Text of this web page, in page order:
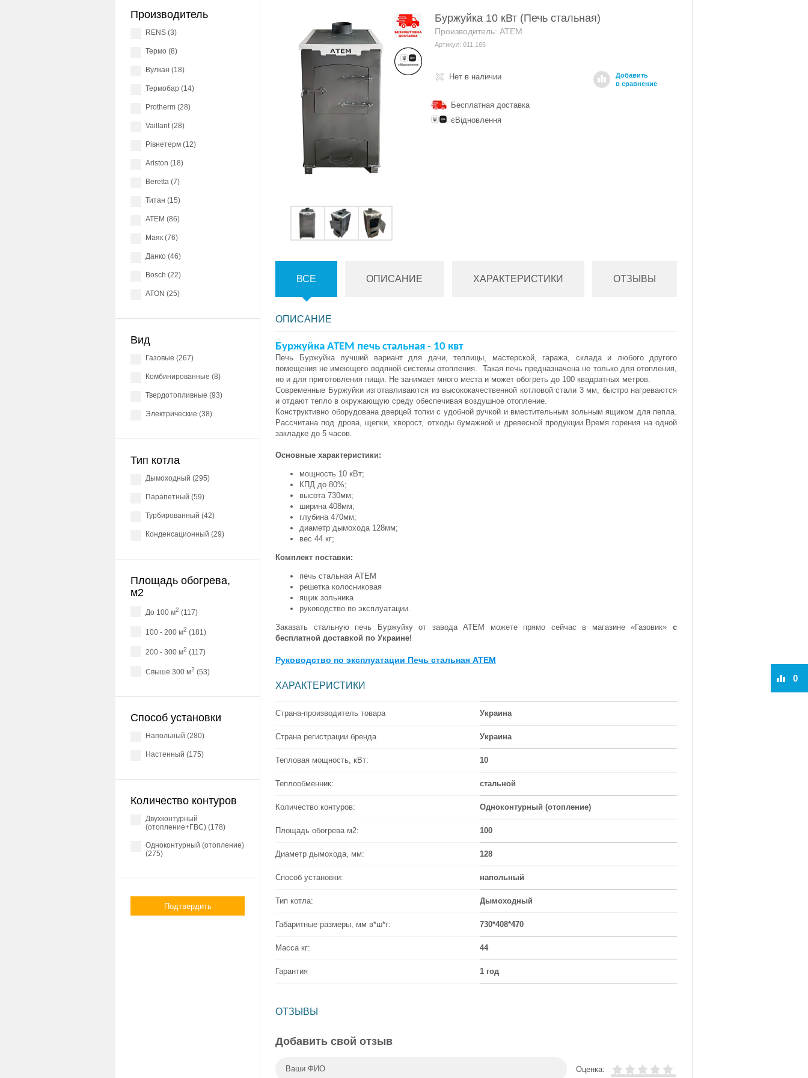
Производитель
RENS (3)
Термо (8)
Вулкан (18)
Термобар (14)
Protherm (28)
Vaillant (28)
Рівнетерм (12)
Ariston (18)
Beretta (7)
Титан (15)
АТЕМ (86)
Маяк (76)
Данко (46)
Bosch (22)
ATON (25)
Вид
газовые (267)
комбинированные (8)
твердотопливные (93)
электрические (38)
Тип котла
Дымоходный (295)
Парапетный (59)
Турбированный (42)
Конденсационный (29)
Площадь обогрева,
м2
до 100 м2 (117)
100 - 200 м2 (181)
200 - 300 м2 (117)
свыше 300 м2 (53)
Способ установки
напольный (280)
настенный (175)
Количество контуров
Двухконтурный
(отопление+ГВС) (178)
Одноконтурный (отопление)
(275)
Подтвердить
Буржуйка 10 кВт (Печь стальная)
Производитель: АТЕМ
Артикул: 011.165
Нет в наличии
Бесплатная доставка
єВідновлення
Добавить
в сравнение
ВСЕ ОПИСАНИЕ ХАРАКТЕРИСТИКИ ОТЗЫВЫ
ОПИСАНИЕ
Буржуйка АТЕМ печь стальная - 10 квт
Печь Буржуйка лучший вариант для дачи, теплицы,
мастерской, гаража, склада и любого другого
помещения не имеющего водяной системы отопления.
Такая печь предназначена не только для отопления,
но и для приготовления пищи. Не занимает много места и может обогреть до 100 квадратных метров.
Современные Буржуйки изготавливаются из высококачественной котловой стали 3 мм, быстро нагреваются
и отдают тепло в окружающую среду обеспечивая воздушное отопление.
Конструктивно оборудована дверцей топки с удобной ручкой и вместительным зольным ящиком для пепла.
Рассчитана под дрова, щепки, хворост, отходы бумажной и древесной продукции.Время горения на одной
закладке до 5 часов.
Основные характеристики:
мощность 10 кВт;
КПД до 80%;
высота 730мм;
ширина 408мм;
глубина 470мм;
диаметр дымохода 128мм;
вес 44 кг;
Комплект поставки:
печь стальная АТЕМ
решетка колосниковая
ящик зольника
руководство по эксплуатации.
Заказать стальную печь Буржуйку от завода АТЕМ можете прямо сейчас в магазине «Газовик» с
бесплатной доставкой по Украине!
Руководство по эксплуатации Печь стальная АТЕМ
ХАРАКТЕРИСТИКИ
Страна-производитель товара Украина
Страна регистрации бренда Украина
Тепловая мощность, кВт: 10
Теплообменник: стальной
Количество контуров: Одноконтурный (отопление)
Площадь обогрева м2: 100
Диаметр дымохода, мм: 128
Способ установки: напольный
Тип котла: Дымоходный
Габаритные размеры, мм в*ш*г: 730*408*470
Масса кг: 44
Гарантия 1 год
ОТЗЫВЫ
Добавить свой отзыв
Оценка:
0